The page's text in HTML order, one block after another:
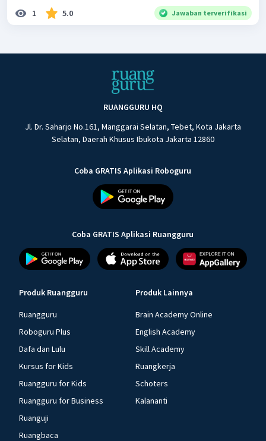
1 5.0 Jawaban terverifikasi
RUANGGURU HQ
Jl. Dr. Saharjo No.161, Manggarai Selatan, Tebet, Kota Jakarta
Selatan, Daerah Khusus Ibukota Jakarta 12860
Coba GRATIS Aplikasi Roboguru
Coba GRATIS Aplikasi Ruangguru
Produk Ruangguru
Ruangguru
Roboguru Plus
Dafa dan Lulu
Kursus for Kids
Ruangguru for Kids
Ruangguru for Business
Ruanguji
Ruangbaca
Produk Lainnya
Brain Academy Online
English Academy
Skill Academy
Ruangkerja
Schoters
Kalananti